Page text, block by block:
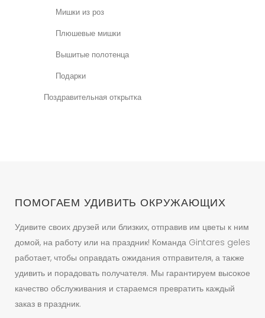
Мишки из роз
Плюшевые мишки
Вышитые полотенца
Подарки
Поздравительная открытка
ПОМОГАЕМ УДИВИТЬ ОКРУЖАЮЩИХ
Удивите своих друзей или близких, отправив им цветы к ним
домой, на работу или на праздник! Команда Gintares geles
работает, чтобы оправдать ожидания отправителя, а также
удивить и порадовать получателя. Мы гарантируем высокое
качество обслуживания и стараемся превратить каждый
заказ в праздник.